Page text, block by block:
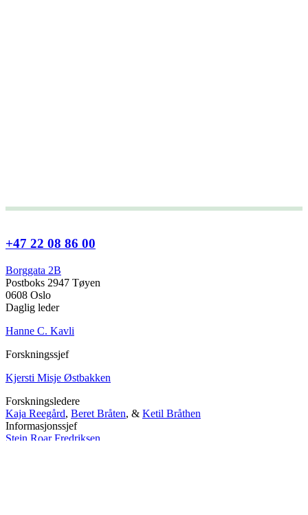
+47 22 08 86 00
Borggata 2B
Postboks 2947 Tøyen
0608 Oslo
Daglig leder
Hanne C. Kavli
Forskningssjef
Kjersti Misje Østbakken
Forskningsledere
Kaja Reegård, Beret Bråten, & Ketil Bråthen
Informasjonssjef
Stein Roar Fredriksen